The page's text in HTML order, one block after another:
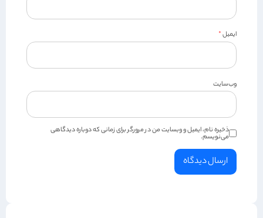
ایمیل*
وب‌سایت
ذخیره نام، ایمیل و وبسایت من در مرورگر برای زمانی که دوباره دیدگاهی
می‌نویسم.